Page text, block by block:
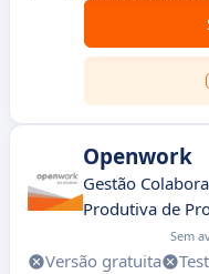
Openwork
Gestão
Produtiva de
Sem
Versão gratuita